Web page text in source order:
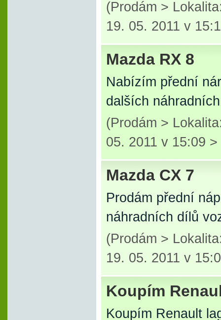
(Prodám >
19. 05. 2011 v
Mazda RX 8
Nabízím přední
dalších
(Prodám >
05. 2011 v 15:09 >
Mazda CX 7
Prodám přední
náhradních dílů
(Prodám >
19. 05. 2011 v
Koupím
Koupím Renault